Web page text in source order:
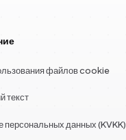
файлов cookie
текст
персональных данных (KVKK)